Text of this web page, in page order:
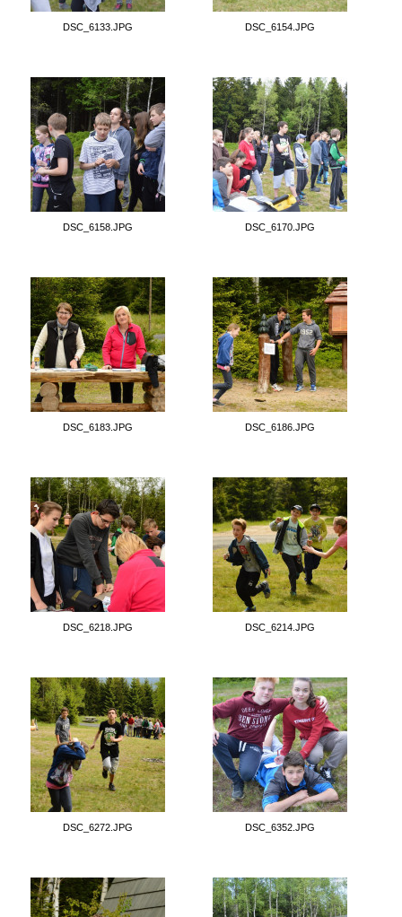
DSC_6133.JPG DSC_6154.JPG
DSC_6158.JPG DSC_6170.JPG
DSC_6183.JPG DSC_6186.JPG
DSC_6218.JPG DSC_6214.JPG
DSC_6272.JPG DSC_6352.JPG